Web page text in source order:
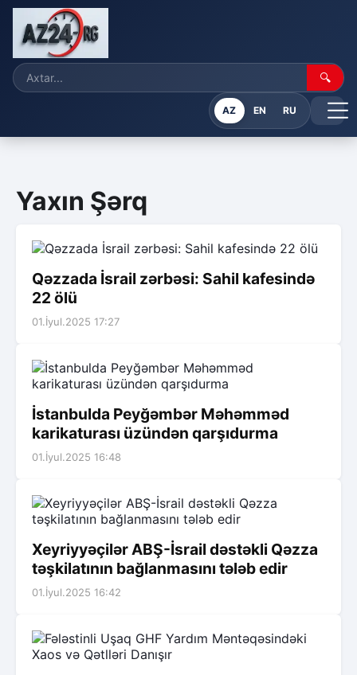
🔍
AZ EN RU
Yaxın Şərq
Qəzzada İsrail zərbəsi: Sahil kafesində
22 ölü
01.İyul.2025 17:27
İstanbulda Peyğəmbər Məhəmməd
karikaturası üzündən qarşıdurma
01.İyul.2025 16:48
Xeyriyyəçilər ABŞ-İsrail dəstəkli Qəzza
təşkilatının bağlanmasını tələb edir
01.İyul.2025 16:42